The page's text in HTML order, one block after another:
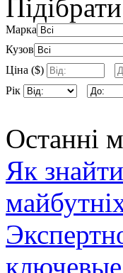
Марка
Кузов
Ціна ($)
Рік
Останні
Як